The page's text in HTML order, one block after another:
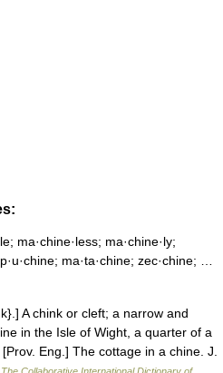
ma·chine·less; ma·chine·ly;
ma·ta·chine; zec·chine; …
A chink or cleft; a narrow and
in the Isle of Wight, a quarter of a
Eng.] The cottage in a chine. J.